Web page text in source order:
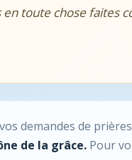
toute chose faites
demandes de
de la grâce. Pour